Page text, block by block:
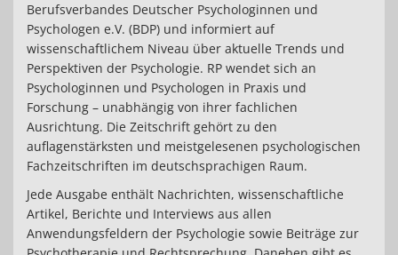
Berufsverbandes Deutscher Psychologinnen und
Psychologen e.V. (BDP) und informiert auf
wissenschaftlichem Niveau über aktuelle Trends und
Perspektiven der Psychologie. RP wendet sich an
Psychologinnen und Psychologen in Praxis und
Forschung – unabhängig von ihrer fachlichen
Ausrichtung. Die Zeitschrift gehört zu den
auflagenstärksten und meistgelesenen psychologischen
Fachzeitschriften im deutschsprachigen Raum.
Jede Ausgabe enthält Nachrichten, wissenschaftliche
Artikel, Berichte und Interviews aus allen
Anwendungsfeldern der Psychologie sowie Beiträge zur